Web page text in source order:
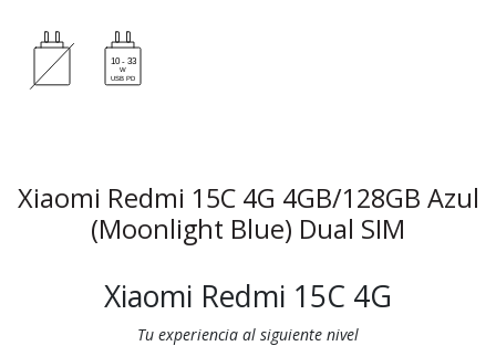
Xiaomi Redmi 15C 4G 4GB/128GB Azul
(Moonlight Blue) Dual SIM
Xiaomi Redmi 15C 4G
Tu experiencia al siguiente nivel